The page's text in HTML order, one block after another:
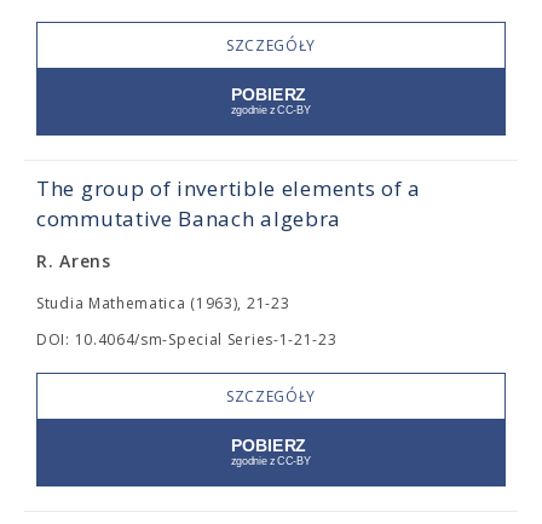
SZCZEGÓŁY
The group of invertible elements of a
commutative Banach algebra
R. Arens
Studia Mathematica (1963), 21-23
DOI: 10.4064/sm-Special Series-1-21-23
SZCZEGÓŁY